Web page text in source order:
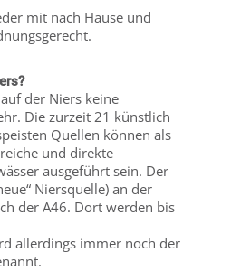
mit nach Hause und
der Niers keine
Die zurzeit 21 künstlich
Quellen können als
und direkte
ausgeführt sein. Der
Niersquelle) an der
der A46. Dort werden bis
allerdings immer noch der